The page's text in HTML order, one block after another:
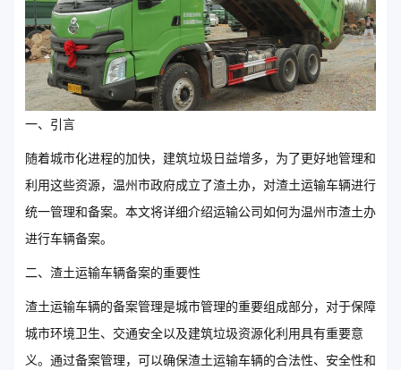
一、引言
随着城市化进程的加快，建筑垃圾日益增多，为了更好地管理和
利用这些资源，温州市政府成立了渣土办，对渣土运输车辆进行
统一管理和备案。本文将详细介绍运输公司如何为温州市渣土办
进行车辆备案。
二、渣土运输车辆备案的重要性
渣土运输车辆的备案管理是城市管理的重要组成部分，对于保障
城市环境卫生、交通安全以及建筑垃圾资源化利用具有重要意
义。通过备案管理，可以确保渣土运输车辆的合法性、安全性和